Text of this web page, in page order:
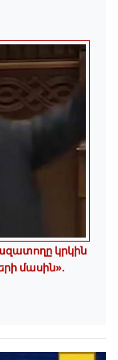
կրկին
մասին».